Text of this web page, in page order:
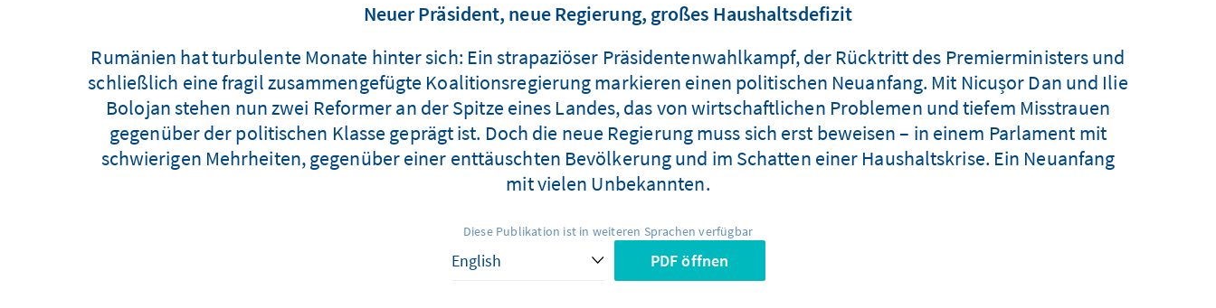
Neuer Präsident, neue Regierung, großes Haushaltsdefizit
Rumänien hat turbulente Monate hinter sich: Ein strapaziöser Präsidentenwahlkampf, der Rücktritt des Premierministers und
schließlich eine fragil zusammengefügte Koalitionsregierung markieren einen politischen Neuanfang. Mit Nicușor Dan und Ilie
Bolojan stehen nun zwei Reformer an der Spitze eines Landes, das von wirtschaftlichen Problemen und tiefem Misstrauen
gegenüber der politischen Klasse geprägt ist. Doch die neue Regierung muss sich erst beweisen – in einem Parlament mit
schwierigen Mehrheiten, gegenüber einer enttäuschten Bevölkerung und im Schatten einer Haushaltskrise. Ein Neuanfang
mit vielen Unbekannten.
Diese Publikation ist in weiteren Sprachen verfügbar
PDF öffnen